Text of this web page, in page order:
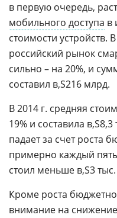
в первую очередь,
мобильного доступа в
стоимости
российский рынок
сильно – на 20%, и
составил
216 млрд.
В 2014 г. средняя
19% и составила
8,3
падает за счет роста
примерно каждый
стоил меньше
3 тыс.
Кроме роста
внимание на